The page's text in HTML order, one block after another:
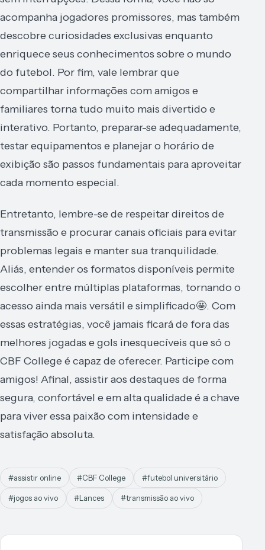
acompanha jogadores promissores, mas também
descobre curiosidades exclusivas enquanto
enriquece seus conhecimentos sobre o mundo
do futebol. Por fim, vale lembrar que
compartilhar informações com amigos e
familiares torna tudo muito mais divertido e
interativo. Portanto, preparar-se adequadamente,
testar equipamentos e planejar o horário de
exibição são passos fundamentais para aproveitar
cada momento especial.
Entretanto, lembre-se de respeitar direitos de
transmissão e procurar canais oficiais para evitar
problemas legais e manter sua tranquilidade.
Aliás, entender os formatos disponíveis permite
escolher entre múltiplas plataformas, tornando o
acesso ainda mais versátil e simplificado🤩. Com
essas estratégias, você jamais ficará de fora das
melhores jogadas e gols inesquecíveis que só o
CBF College é capaz de oferecer. Participe com
amigos! Afinal, assistir aos destaques de forma
segura, confortável e em alta qualidade é a chave
para viver essa paixão com intensidade e
satisfação absoluta.
#assistir online #CBF College #futebol universitário
#jogos ao vivo #Lances #transmissão ao vivo